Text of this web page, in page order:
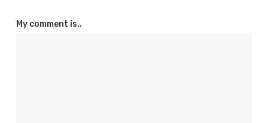
My comment is..